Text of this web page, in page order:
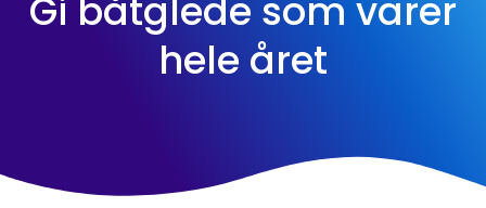
Gi båtglede som varer
hele året